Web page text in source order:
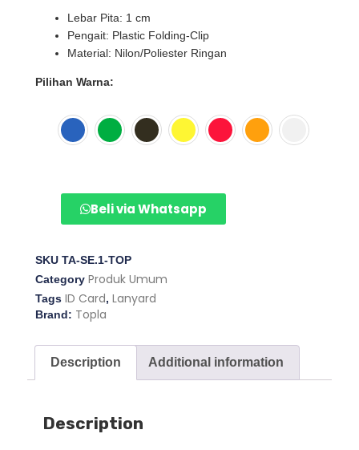
Lebar Pita: 1 cm
Pengait: Plastic Folding-Clip
Material: Nilon/Poliester Ringan
Pilihan Warna:
Beli via Whatsapp
SKU TA-SE.1-TOP
Category Produk Umum
Tags ID Card, Lanyard
Brand: Topla
Description Additional information
Description